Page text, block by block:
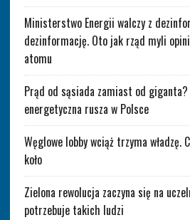
Ministerstwo Energii walczy z
dezinformację. Oto jak rząd myli
atomu
Prąd od sąsiada zamiast od
energetyczna rusza w Polsce
Węglowe lobby wciąż trzyma władzę.
koło
Zielona rewolucja zaczyna się na
potrzebuje takich ludzi